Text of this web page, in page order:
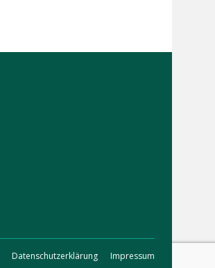
Datenschutzerklärung Impressum